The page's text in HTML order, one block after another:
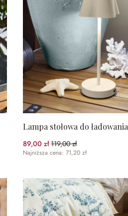
Lampa stołowa do
89,00 zł119,00 zł
(25.21%spared)
Najniższa cena: 71,20 zł